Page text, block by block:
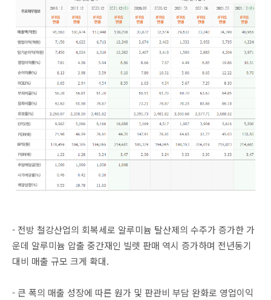
- 전방 철강산업의 회복세로 알루미늄 탈산제의 수주가 증가한 가
운데 알루미늄 압출 중간재인 빌렛 판매 역시 증가하며 전년동기
대비 매출 규모 크게 확대.
- 큰 폭의 매출 성장에 따른 원가 및 판관비 부담 완화로 영업이익